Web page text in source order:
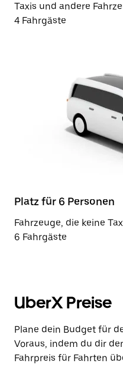
Taxis und andere
4 Fahrgäste
Platz für 6 Personen
Fahrzeuge, die keine
6 Fahrgäste
UberX Preise
Plane dein Budget für
Voraus, indem du dir
Fahrpreis für Fahrten